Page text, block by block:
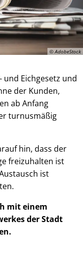
© AdobeStock
Eichgesetz und
der Kunden,
ab Anfang
turnusmäßig
hin, dass der
freizuhalten ist
ist
mit einem
der Stadt